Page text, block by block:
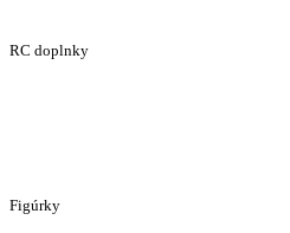
RC doplnky
Figúrky